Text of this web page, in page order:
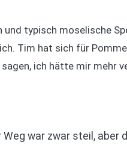
und typisch moselische
Tim hat sich für
ich hätte mir mehr
war zwar steil, aber